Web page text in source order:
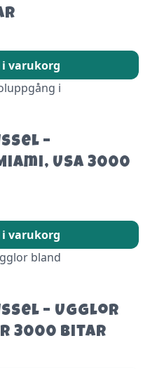
varukorg
–
USA 3000
varukorg
– Ugglor
3000 bitar